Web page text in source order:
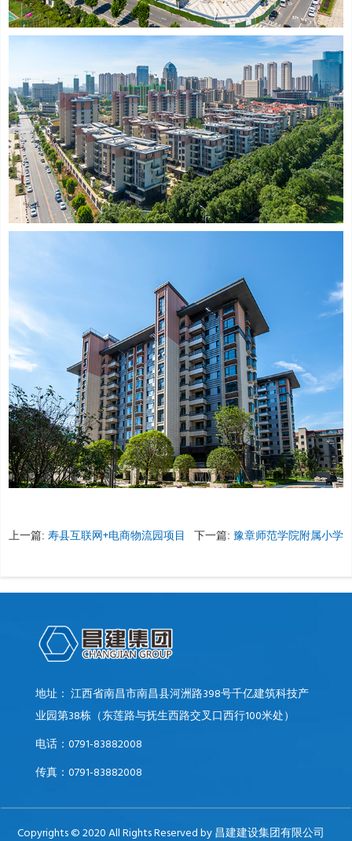
上一篇: 寿县互联网+电商物流园项目 下一篇: 豫章师范学院附属小学
地址： 江西省南昌市南昌县河洲路398号千亿建筑科技产
业园第38栋（东莲路与抚生西路交叉口西行100米处）
电话：0791-83882008
传真：0791-83882008
Copyrights © 2020 All Rights Reserved by 昌建建设集团有限公司